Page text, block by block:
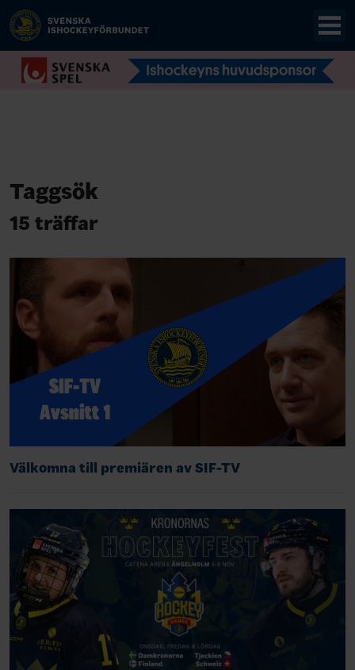
Taggsök
15 träffar
Välkomna till premiären av SIF-TV